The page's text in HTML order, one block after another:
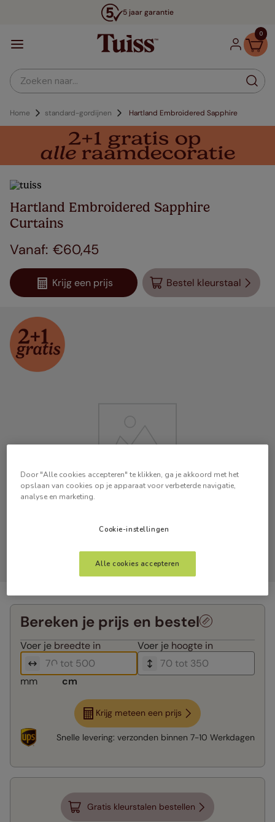
5 jaar garantie
0
Zoeken naar...
Home standard-gordijnen Hartland Embroidered Sapphire
Hartland Embroidered Sapphire
Curtains
€60,45
Krijg een prijs Bestel kleurstaal
Bereken je prijs en bestel
Voer je breedte in Voer je hoogte in
mm cm
Krijg meteen een prijs
Snelle levering: verzonden binnen 7-10 Werkdagen
Gratis kleurstalen bestellen
Door "Alle cookies accepteren" te klikken, ga je akkoord met het
opslaan van cookies op je apparaat voor verbeterde navigatie,
analyse en marketing.
Cookie-instellingen
Alle cookies accepteren